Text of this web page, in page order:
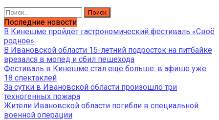
Найти:
Последние новости
В Кинешме пройдёт гастрономический фестиваль «Своё
родное»
В Ивановской области 15-летний подросток на питбайке
врезался в мопед и сбил пешехода
Фестиваль в Кинешме стал ещё больше: в афише уже
18 спектаклей
За сутки в Ивановской области произошло три
техногенных пожара
Жители Ивановской области погибли в специальной
военной операции